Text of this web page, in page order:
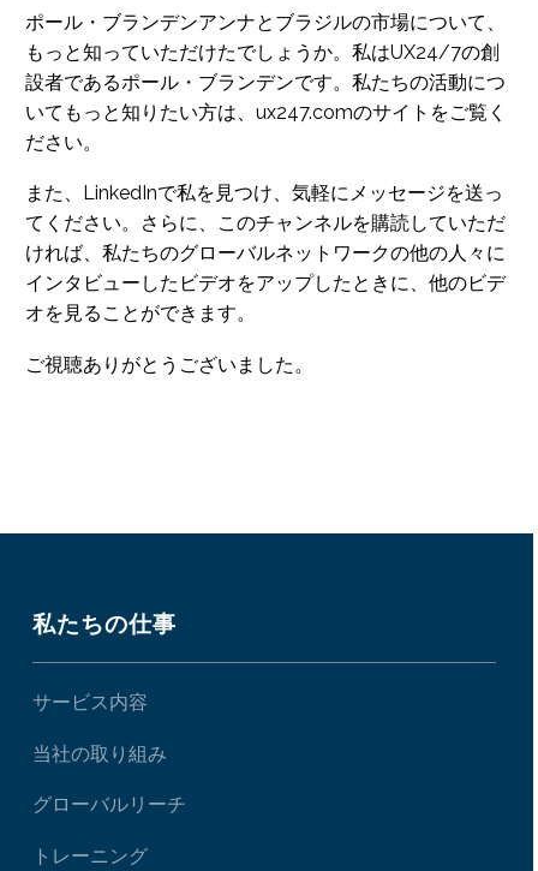
ポール・ブランデンアンナとブラジルの市場について、
もっと知っていただけたでしょうか。私はUX24/7の創
設者であるポール・ブランデンです。私たちの活動につ
いてもっと知りたい方は、ux247.comのサイトをご覧く
ださい。
また、LinkedInで私を見つけ、気軽にメッセージを送っ
てください。さらに、このチャンネルを購読していただ
ければ、私たちのグローバルネットワークの他の人々に
インタビューしたビデオをアップしたときに、他のビデ
オを見ることができます。
ご視聴ありがとうございました。
私たちの仕事
サービス内容
当社の取り組み
グローバルリーチ
トレーニング